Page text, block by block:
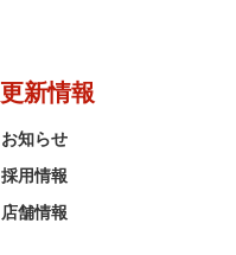
更新情報
お知らせ
採用情報
店舗情報